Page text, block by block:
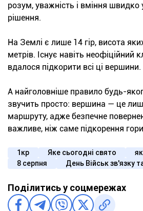
розум, уважність і вміння
рішення.
На Землі є лише 14 гір, висота
метрів. Існує навіть неофіційний
вдалося підкорити всі ці вершини.
А найголовніше правило будь-
звучить просто: вершина — це
маршруту, адже безпечне
важливе, ніж саме підкорення
1кр Яке сьогодні свято
8 серпня
День Військ зв'язку
Поділитись у соцмережах